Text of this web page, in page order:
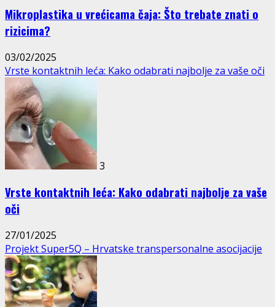
Mikroplastika u vrećicama čaja: Što trebate znati o
rizicima?
03/02/2025
Vrste kontaktnih leća: Kako odabrati najbolje za vaše oči
3
Vrste kontaktnih leća: Kako odabrati najbolje za vaše
oči
27/01/2025
Projekt Super5Q – Hrvatske transpersonalne asocijacije